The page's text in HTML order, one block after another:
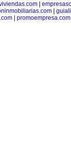
|
promoempresa.com